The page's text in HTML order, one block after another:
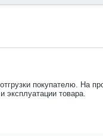
покупателю. На
эксплуатации товара.